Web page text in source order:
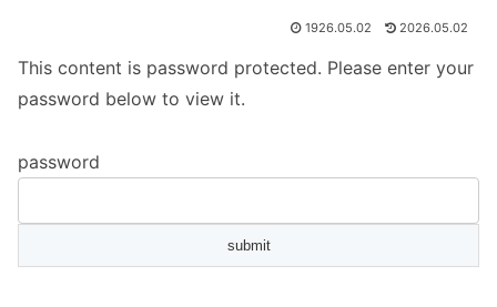
1926.05.02 2026.05.02
This content is password protected. Please enter your
password below to view it.
password